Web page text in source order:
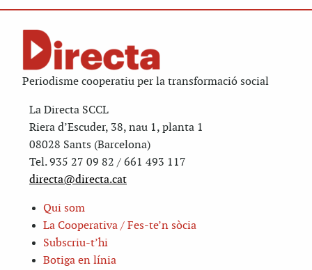
Periodisme cooperatiu per la transformació social
La Directa SCCL
Riera d’Escuder, 38, nau 1, planta 1
08028 Sants (Barcelona)
Tel. 935 27 09 82 / 661 493 117
directa@directa.cat
Qui som
La Cooperativa / Fes-te’n sòcia
Subscriu-t’hi
Botiga en línia